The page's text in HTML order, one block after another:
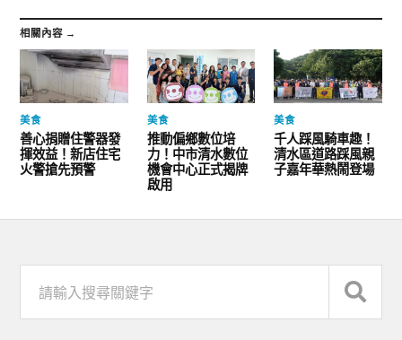
相關內容 →
美食
善心捐贈住警器發
揮效益！新店住宅
火警搶先預警
美食
推動偏鄉數位培
力！中市清水數位
機會中心正式揭牌
啟用
美食
千人踩風騎車趣！
清水區道路踩風親
子嘉年華熱鬧登場